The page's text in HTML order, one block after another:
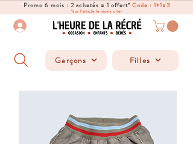
Promo 6 mois : 2 achetés = 1 offert*Code : 1+1=3
*sur l'article le moins cher
Garçons Filles